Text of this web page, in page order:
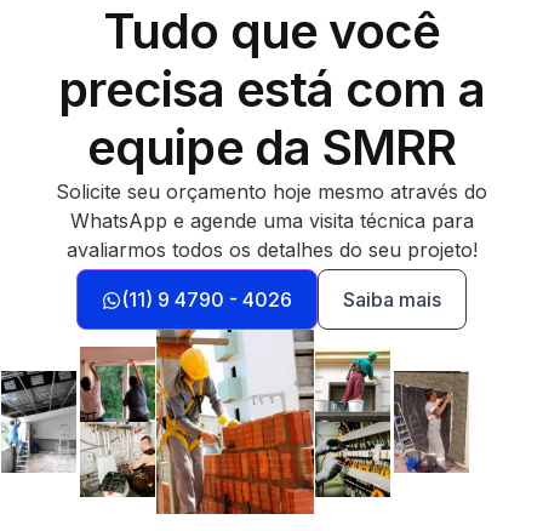
Tudo que você
precisa está com a
equipe da SMRR
Solicite seu orçamento hoje mesmo através do
WhatsApp e agende uma visita técnica para
avaliarmos todos os detalhes do seu projeto!
(11) 9 4790 - 4026 Saiba mais